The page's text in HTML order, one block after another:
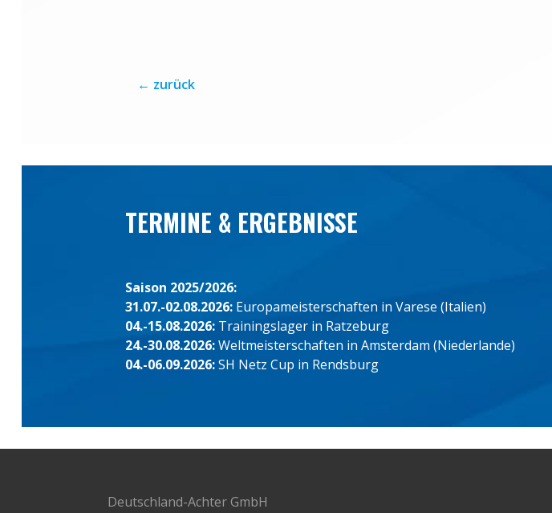
← zurück
TERMINE & ERGEBNISSE
Saison 2025/2026:
31.07.-02.08.2026:Europameisterschaften in Varese (Italien)
04.-15.08.2026: Trainingslager in Ratzeburg
24.-30.08.2026:Weltmeisterschaften in Amsterdam (Niederlande)
04.-06.09.2026:SH Netz Cup in Rendsburg
Deutschland-Achter GmbH